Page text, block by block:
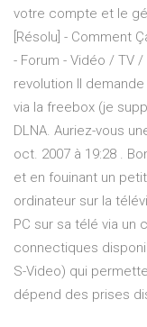
votre compte et le
[Résolu] - Comment
- Forum - Vidéo / TV
revolution Il
via la freebox (je
DLNA. Auriez-vous
oct. 2007 à 19:28 .
et en fouinant un
ordinateur sur la
PC sur sa télé via un
connectiques
S-Video) qui
dépend des prises